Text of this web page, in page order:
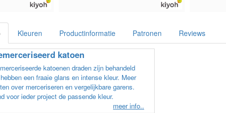
Kleuren Productinformatie Patronen Reviews
katoen
katoenen draden zijn behandeld
een fraaie glans en intense kleur. Meer
over merceriseren en vergelijkbare garens.
voor ieder project de passende kleur.
meer info..